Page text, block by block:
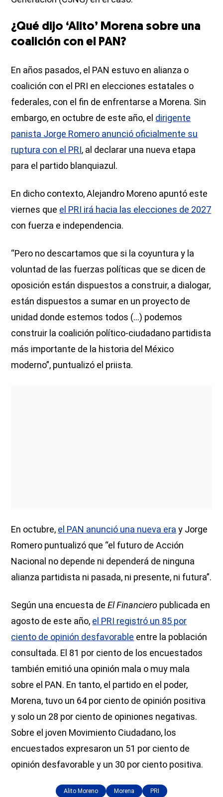
¿Qué dijo ‘Alito’ Morena sobre una
coalición con el PAN?
En años pasados, el PAN estuvo en alianza o
coalición con el PRI en elecciones estatales o
federales, con el fin de enfrentarse a Morena. Sin
embargo, en octubre de este año, el dirigente
panista Jorge Romero anunció oficialmente su
ruptura con el PRI, al declarar una nueva etapa
para el partido blanquiazul.
En dicho contexto, Alejandro Moreno apuntó este
viernes que el PRI irá hacia las elecciones de 2027
con fuerza e independencia.
“Pero no descartamos que si la coyuntura y la
voluntad de las fuerzas políticas que se dicen de
oposición están dispuestos a construir, a dialogar,
están dispuestos a sumar en un proyecto de
unidad donde estemos todos (…) podemos
construir la coalición político-ciudadano partidista
más importante de la historia del México
moderno”, puntualizó el priista.
En octubre, el PAN anunció una nueva era y Jorge
Romero puntualizó que “el futuro de Acción
Nacional no depende ni dependerá de ninguna
alianza partidista ni pasada, ni presente, ni futura”.
Según una encuesta deEl Financiero publicada en
agosto de este año, el PRI registró un 85 por
ciento de opinión desfavorable entre la población
consultada. El 81 por ciento de los encuestados
también emitió una opinión mala o muy mala
sobre el PAN. En tanto, el partido en el poder,
Morena, tuvo un 64 por ciento de opinión positiva
y solo un 28 por ciento de opiniones negativas.
Sobre el joven Movimiento Ciudadano, los
encuestados expresaron un 51 por ciento de
opinión desfavorable y un 30 por ciento positiva.
Alito Moreno Morena PRI